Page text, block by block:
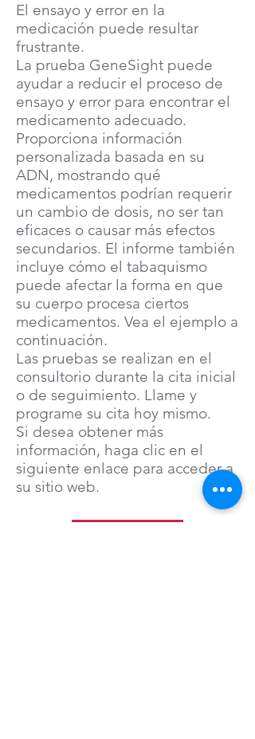
El ensayo y error en la
medicación puede resultar
frustrante.
La prueba GeneSight puede
ayudar a reducir el proceso de
ensayo y error para encontrar el
medicamento adecuado.
Proporciona información
personalizada basada en su
ADN, mostrando qué
medicamentos podrían requerir
un cambio de dosis, no ser tan
eficaces o causar más efectos
secundarios. El informe también
incluye cómo el tabaquismo
puede afectar la forma en que
su cuerpo procesa ciertos
medicamentos. Vea el ejemplo a
continuación.
Las pruebas se realizan en el
consultorio durante la cita inicial
o de seguimiento. Llame y
programe su cita hoy mismo.
Si desea obtener más
información, haga clic en el
siguiente enlace para acceder a
su sitio web.